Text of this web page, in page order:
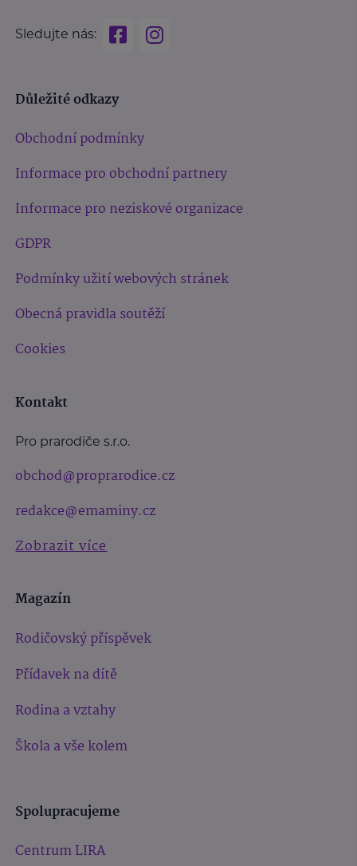
Sledujte nás:
Důležité odkazy
Obchodní podmínky
Informace pro obchodní partnery
Informace pro neziskové organizace
GDPR
Podmínky užití webových stránek
Obecná pravidla soutěží
Cookies
Kontakt
Pro prarodiče s.r.o.
obchod@proprarodice.cz
redakce@emaminy.cz
Zobrazit více
Magazín
Rodičovský příspěvek
Přídavek na dítě
Rodina a vztahy
Škola a vše kolem
Spolupracujeme
Centrum LIRA